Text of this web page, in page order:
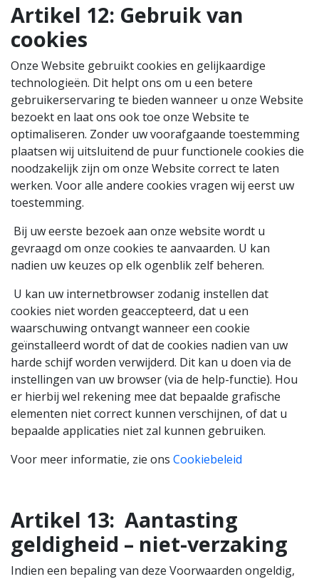
Artikel 12: Gebruik van
cookies
Onze Website gebruikt cookies en gelijkaardige
technologieën. Dit helpt ons om u een betere
gebruikerservaring te bieden wanneer u onze Website
bezoekt en laat ons ook toe onze Website te
optimaliseren. Zonder uw voorafgaande toestemming
plaatsen wij uitsluitend de puur functionele cookies die
noodzakelijk zijn om onze Website correct te laten
werken. Voor alle andere cookies vragen wij eerst uw
toestemming.
Bij uw eerste bezoek aan onze website wordt u
gevraagd om onze cookies te aanvaarden. U kan
nadien uw keuzes op elk ogenblik zelf beheren.
U kan uw internetbrowser zodanig instellen dat
cookies niet worden geaccepteerd, dat u een
waarschuwing ontvangt wanneer een cookie
geïnstalleerd wordt of dat de cookies nadien van uw
harde schijf worden verwijderd. Dit kan u doen via de
instellingen van uw browser (via de help-functie). Hou
er hierbij wel rekening mee dat bepaalde grafische
elementen niet correct kunnen verschijnen, of dat u
bepaalde applicaties niet zal kunnen gebruiken.
Voor meer informatie, zie ons Cookiebeleid
Artikel 13: Aantasting
geldigheid – niet-verzaking
Indien een bepaling van deze Voorwaarden ongeldig,